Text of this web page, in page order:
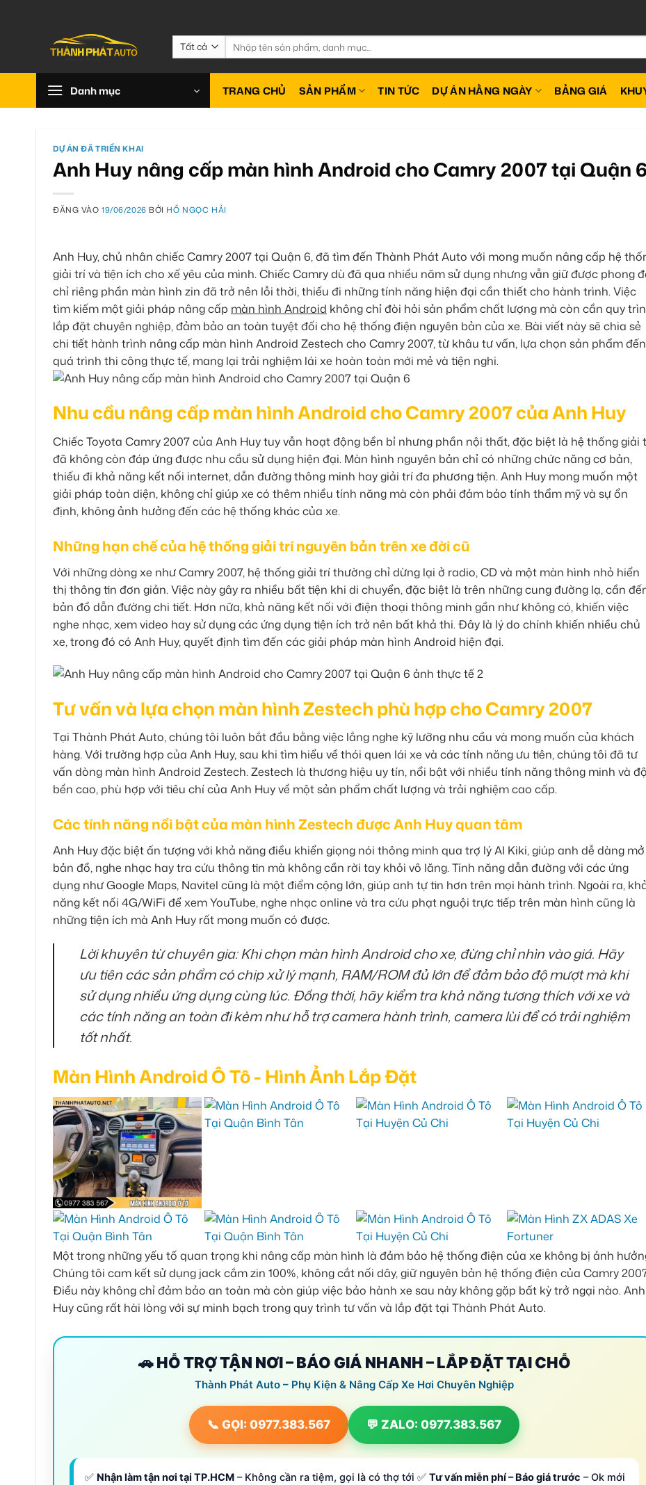
Tìm
kiếm:
Danh mục TRANG CHỦ SẢN PHẨM TIN TỨC DỰ ÁN HẰNG NGÀY BẢNG GIÁ
DỰ ÁN ĐÃ TRIỂN KHAI
Anh Huy nâng cấp màn hình Android cho Camry 2007 tại Quận 6
ĐĂNG VÀO19/06/2026 BỞI HỒ NGỌC HẢI
Anh Huy, chủ nhân chiếc Camry 2007 tại Quận 6, đã tìm đến Thành Phát Auto với mong muốn nâng cấp hệ
giải trí và tiện ích cho xế yêu của mình. Chiếc Camry dù đã qua nhiều năm sử dụng nhưng vẫn giữ được phong
chỉ riêng phần màn hình zin đã trở nên lỗi thời, thiếu đi những tính năng hiện đại cần thiết cho hành trình. Việc
tìm kiếm một giải pháp nâng cấp màn hình Android không chỉ đòi hỏi sản phẩm chất lượng mà còn cần quy
lắp đặt chuyên nghiệp, đảm bảo an toàn tuyệt đối cho hệ thống điện nguyên bản của xe. Bài viết này sẽ chia sẻ
chi tiết hành trình nâng cấp màn hình Android Zestech cho Camry 2007, từ khâu tư vấn, lựa chọn sản phẩm đến
quá trình thi công thực tế, mang lại trải nghiệm lái xe hoàn toàn mới mẻ và tiện nghi.
Nhu cầu nâng cấp màn hình Android cho Camry 2007 của Anh Huy
Chiếc Toyota Camry 2007 của Anh Huy tuy vẫn hoạt động bền bỉ nhưng phần nội thất, đặc biệt là hệ thống giải
đã không còn đáp ứng được nhu cầu sử dụng hiện đại. Màn hình nguyên bản chỉ có những chức năng cơ bản,
thiếu đi khả năng kết nối internet, dẫn đường thông minh hay giải trí đa phương tiện. Anh Huy mong muốn một
giải pháp toàn diện, không chỉ giúp xe có thêm nhiều tính năng mà còn phải đảm bảo tính thẩm mỹ và sự ổn
định, không ảnh hưởng đến các hệ thống khác của xe.
Những hạn chế của hệ thống giải trí nguyên bản trên xe đời cũ
Với những dòng xe như Camry 2007, hệ thống giải trí thường chỉ dừng lại ở radio, CD và một màn hình nhỏ hiển
thị thông tin đơn giản. Việc này gây ra nhiều bất tiện khi di chuyển, đặc biệt là trên những cung đường lạ, cần
bản đồ dẫn đường chi tiết. Hơn nữa, khả năng kết nối với điện thoại thông minh gần như không có, khiến việc
nghe nhạc, xem video hay sử dụng các ứng dụng tiện ích trở nên bất khả thi. Đây là lý do chính khiến nhiều chủ
xe, trong đó có Anh Huy, quyết định tìm đến các giải pháp màn hình Android hiện đại.
Tư vấn và lựa chọn màn hình Zestech phù hợp cho Camry 2007
Tại Thành Phát Auto, chúng tôi luôn bắt đầu bằng việc lắng nghe kỹ lưỡng nhu cầu và mong muốn của khách
hàng. Với trường hợp của Anh Huy, sau khi tìm hiểu về thói quen lái xe và các tính năng ưu tiên, chúng tôi đã tư
vấn dòng màn hình Android Zestech. Zestech là thương hiệu uy tín, nổi bật với nhiều tính năng thông minh và độ
bền cao, phù hợp với tiêu chí của Anh Huy về một sản phẩm chất lượng và trải nghiệm cao cấp.
Các tính năng nổi bật của màn hình Zestech được Anh Huy quan tâm
Anh Huy đặc biệt ấn tượng với khả năng điều khiển giọng nói thông minh qua trợ lý AI Kiki, giúp anh dễ dàng mở
bản đồ, nghe nhạc hay tra cứu thông tin mà không cần rời tay khỏi vô lăng. Tính năng dẫn đường với các ứng
dụng như Google Maps, Navitel cũng là một điểm cộng lớn, giúp anh tự tin hơn trên mọi hành trình. Ngoài ra,
năng kết nối 4G/WiFi để xem YouTube, nghe nhạc online và tra cứu phạt nguội trực tiếp trên màn hình cũng là
những tiện ích mà Anh Huy rất mong muốn có được.
Lời khuyên từ chuyên gia: Khi chọn màn hình Android cho xe, đừng chỉ nhìn vào giá. Hãy
ưu tiên các sản phẩm có chip xử lý mạnh, RAM/ROM đủ lớn để đảm bảo độ mượt mà khi
sử dụng nhiều ứng dụng cùng lúc. Đồng thời, hãy kiểm tra khả năng tương thích với xe và
các tính năng an toàn đi kèm như hỗ trợ camera hành trình, camera lùi để có trải nghiệm
tốt nhất.
Màn Hình Android Ô Tô - Hình Ảnh Lắp Đặt
Một trong những yếu tố quan trọng khi nâng cấp màn hình là đảm bảo hệ thống điện của xe không bị ảnh
Chúng tôi cam kết sử dụng jack cắm zin 100%, không cắt nối dây, giữ nguyên bản hệ thống điện của Camry
Điều này không chỉ đảm bảo an toàn mà còn giúp việc bảo hành xe sau này không gặp bất kỳ trở ngại nào. Anh
Huy cũng rất hài lòng với sự minh bạch trong quy trình tư vấn và lắp đặt tại Thành Phát Auto.
🚗 HỖ TRỢ TẬN NƠI – BÁO GIÁ NHANH – LẮP ĐẶT TẠI CHỖ
Thành Phát Auto – Phụ Kiện & Nâng Cấp Xe Hơi Chuyên Nghiệp
📞 GỌI: 0977.383.567 💬 ZALO: 0977.383.567
✅ Nhận làm tận nơi tại TP.HCM – Không cần ra tiệm, gọi là có thợ tới ✅ Tư vấn miễn phí – Báo giá trước – Ok mới